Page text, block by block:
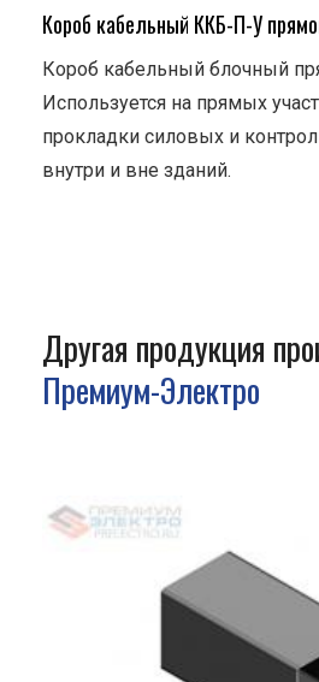
Короб кабельный ККБ-П-У
Короб кабельный блочный
Используется на прямых
прокладки силовых и
внутри и вне зданий.
Другая продукция
Премиум-Электро